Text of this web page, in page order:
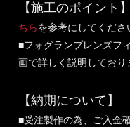
【施工のポイント】
ちらを参考にしてくださ
■フォグランプレンズフ
画で詳しく説明しており
【納期について】
■受注製作の為、ご入金